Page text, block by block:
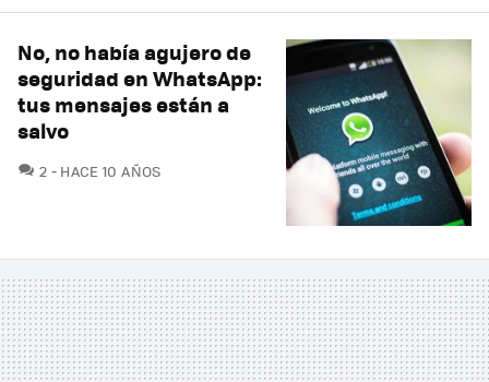
No, no había agujero de
seguridad en WhatsApp:
tus mensajes están a
salvo
2 COMENTARIOS
HACE 10 AÑOS